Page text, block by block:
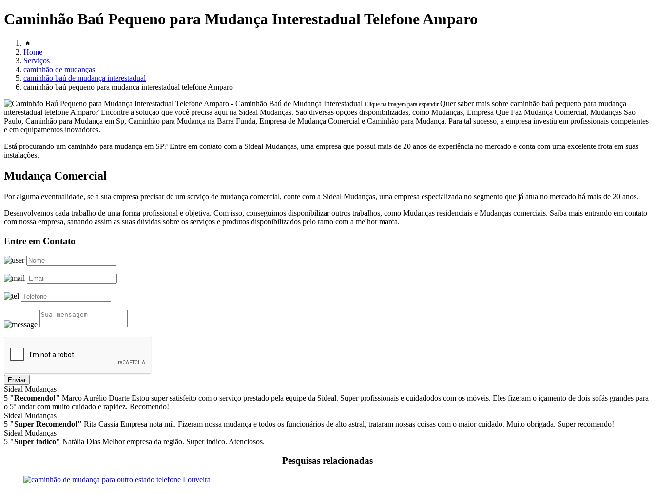
Caminhão Baú Pequeno para Mudança Interestadual Telefone Amparo
Home
Serviços
caminhão de mudanças
caminhão baú de mudança interestadual
caminhão baú pequeno para mudança interestadual telefone Amparo
Clique na imagem para expandir Quer saber mais sobre caminhão baú pequeno para mudança
interestadual telefone Amparo? Encontre a solução que você precisa aqui na Sideal Mudanças. São diversas opções disponibilizadas, como Mudanças, Empresa Que Faz Mudança Comercial, Mudanças São
Paulo, Caminhão para Mudança em Sp, Caminhão para Mudança na Barra Funda, Empresa de Mudança Comercial e Caminhão para Mudança. Para tal sucesso, a empresa investiu em profissionais competentes
e em equipamentos inovadores.
Está procurando um caminhão para mudança em SP? Entre em contato com a Sideal Mudanças, uma empresa que possui mais de 20 anos de experiência no mercado e conta com uma excelente frota em suas
instalações.
Mudança Comercial
Por alguma eventualidade, se a sua empresa precisar de um serviço de mudança comercial, conte com a Sideal Mudanças, uma empresa especializada no segmento que já atua no mercado há mais de 20 anos.
Desenvolvemos cada trabalho de uma forma profissional e objetiva. Com isso, conseguimos disponibilizar outros trabalhos, como Mudanças residenciais e Mudanças comerciais. Saiba mais entrando em contato
com nossa empresa, sanando assim as suas dúvidas sobre os serviços e produtos disponibilizados pelo ramo com a melhor marca.
Entre em Contato
Enviar
Sideal Mudanças
5 "Recomendo!" Marco Aurélio Duarte Estou super satisfeito com o serviço prestado pela equipe da Sideal. Super profissionais e cuidadodos com os móveis. Eles fizeram o içamento de dois sofás grandes para
o 5º andar com muito cuidado e rapidez. Recomendo!
Sideal Mudanças
5 "Super Recomendo!" Rita Cassia Empresa nota mil. Fizeram nossa mudança e todos os funcionários de alto astral, trataram nossas coisas com o maior cuidado. Muito obrigada. Super recomendo!
Sideal Mudanças
5 "Super indico" Natália Dias Melhor empresa da região. Super indico. Atenciosos.
Pesquisas relacionadas